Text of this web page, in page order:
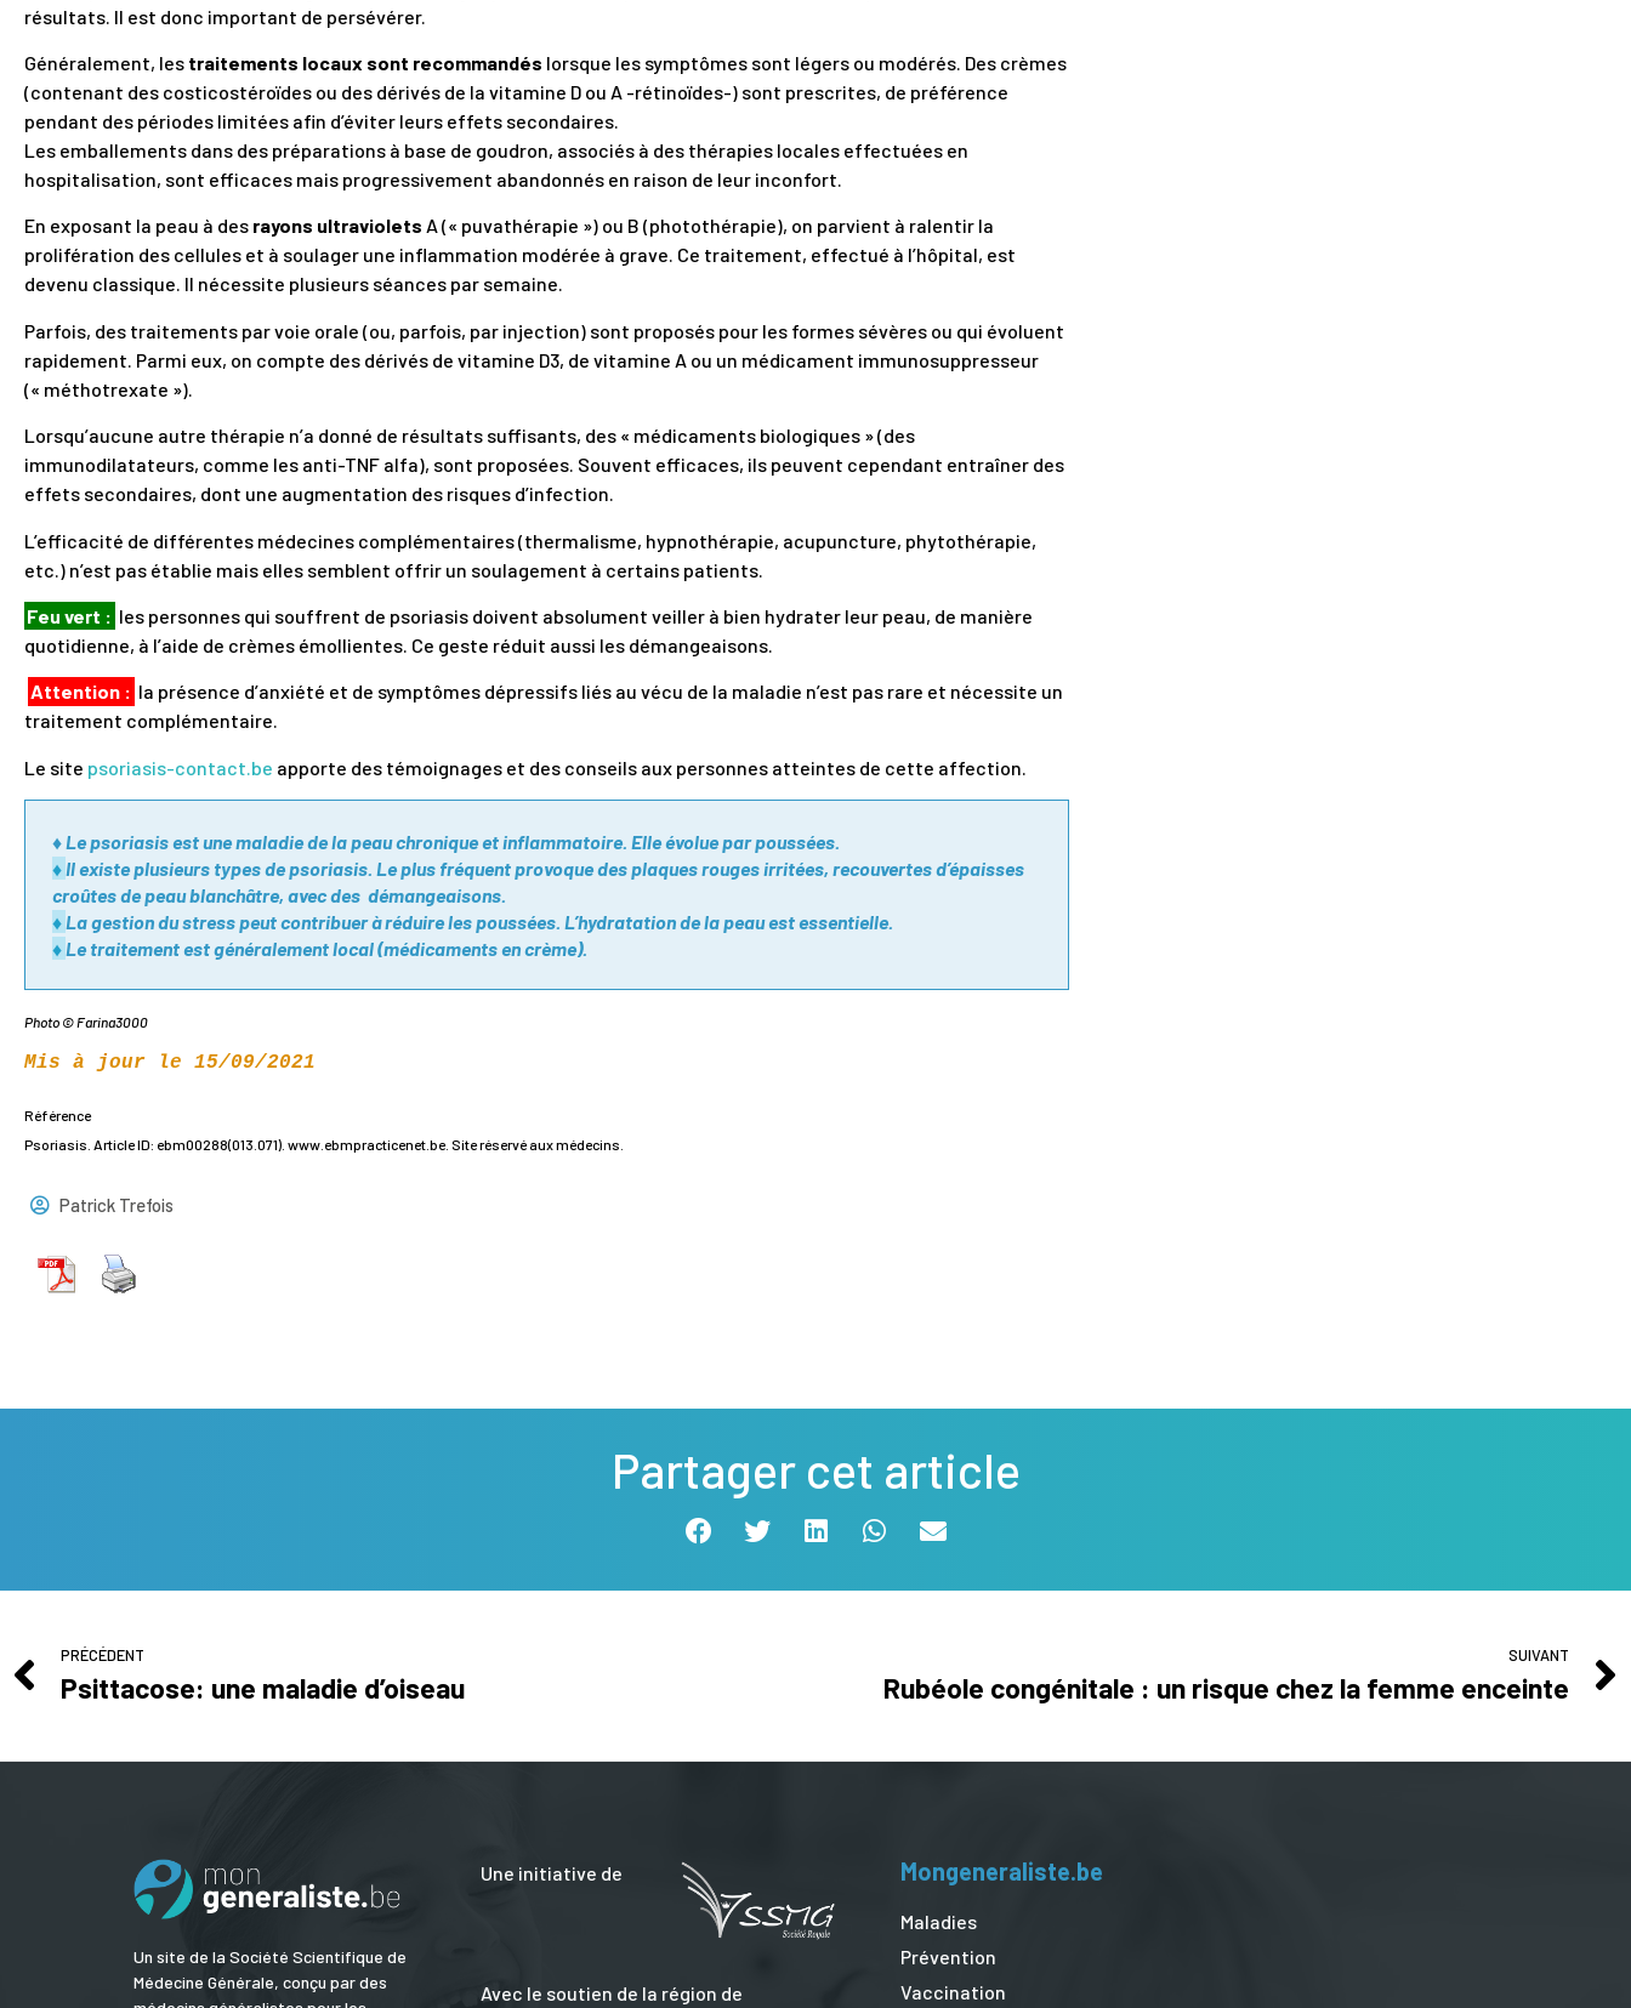
résultats. Il est donc important de persévérer.
Généralement, les traitements locaux sont recommandés lorsque les symptômes sont légers ou modérés. Des crèmes
(contenant des costicostéroïdes ou des dérivés de la vitamine D ou A -rétinoïdes-) sont prescrites, de préférence
pendant des périodes limitées afin d’éviter leurs effets secondaires.
Les emballements dans des préparations à base de goudron, associés à des thérapies locales effectuées en
hospitalisation, sont efficaces mais progressivement abandonnés en raison de leur inconfort.
En exposant la peau à des rayons ultraviolets A (« puvathérapie ») ou B (photothérapie), on parvient à ralentir la
prolifération des cellules et à soulager une inflammation modérée à grave. Ce traitement, effectué à l’hôpital, est
devenu classique. Il nécessite plusieurs séances par semaine.
Parfois, des traitements par voie orale (ou, parfois, par injection) sont proposés pour les formes sévères ou qui évoluent
rapidement. Parmi eux, on compte des dérivés de vitamine D3, de vitamine A ou un médicament immunosuppresseur
(« méthotrexate »).
Lorsqu’aucune autre thérapie n’a donné de résultats suffisants, des « médicaments biologiques » (des
immunodilatateurs, comme les anti-TNF alfa), sont proposées. Souvent efficaces, ils peuvent cependant entraîner des
effets secondaires, dont une augmentation des risques d’infection.
L’efficacité de différentes médecines complémentaires (thermalisme, hypnothérapie, acupuncture, phytothérapie,
etc.) n’est pas établie mais elles semblent offrir un soulagement à certains patients.
Feu vert : les personnes qui souffrent de psoriasis doivent absolument veiller à bien hydrater leur peau, de manière
quotidienne, à l’aide de crèmes émollientes. Ce geste réduit aussi les démangeaisons.
Attention : la présence d’anxiété et de symptômes dépressifs liés au vécu de la maladie n’est pas rare et nécessite un
traitement complémentaire.
Le site psoriasis-contact.be apporte des témoignages et des conseils aux personnes atteintes de cette affection.
♦ Le psoriasis est une maladie de la peau chronique et inflammatoire. Elle évolue par poussées.
♦ Il existe plusieurs types de psoriasis. Le plus fréquent provoque des plaques rouges irritées, recouvertes d’épaisses
croûtes de peau blanchâtre, avec des démangeaisons.
♦ La gestion du stress peut contribuer à réduire les poussées. L’hydratation de la peau est essentielle.
♦ Le traitement est généralement local (médicaments en crème).
Photo © Farina3000
Mis à jour le 15/09/2021
Référence
Psoriasis. Article ID: ebm00288(013.071). www.ebmpracticenet.be. Site réservé aux médecins.
Patrick Trefois
Partager cet article
PRÉCÉDENT
Psittacose: une maladie d’oiseau
SUIVANT
Rubéole congénitale : un risque chez la femme enceinte
Un site de la Société Scientifique de
Médecine Générale, conçu par des
Une initiative de
Avec le soutien de la région de
Mongeneraliste.be
Maladies
Prévention
Vaccination